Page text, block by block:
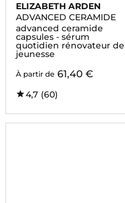
ELIZABETH ARDEN
ADVANCED CERAMIDE
advanced ceramide
capsules - sérum
quotidien rénovateur de
jeunesse
À partir de 61,40 €
4,7 (60)